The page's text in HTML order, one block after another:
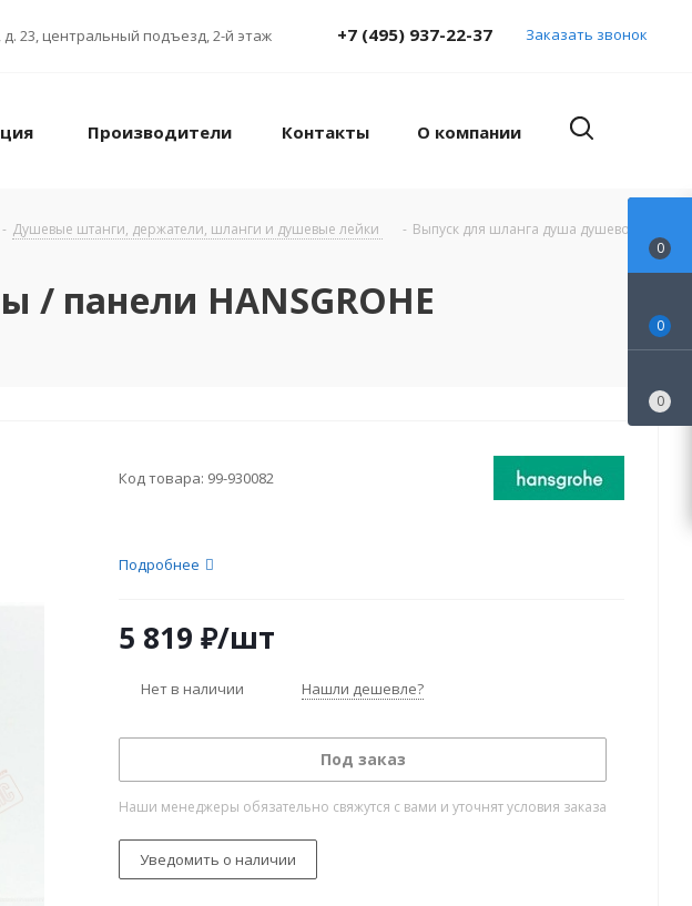
23, центральный подъезд, 2-й этаж +7 (495) 937-22-37 Заказать звонок
Производители Контакты О компании
- Душевые штанги, держатели, шланги и душевые лейки - Выпуск для шланга душа душевой
панели HANSGROHE
Код товара: 99-930082
Подробнее
5 819 ₽/шт
Нет в наличии Нашли дешевле?
Под заказ
Наши менеджеры обязательно свяжутся с вами и уточнят условия заказа
Уведомить о наличии
0
0
0